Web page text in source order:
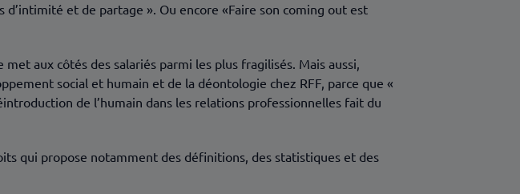
d’intimité et de partage ». Ou encore «Faire son coming out est
aux côtés des salariés parmi les plus fragilisés. Mais aussi,
social et humain et de la déontologie chez RFF, parce que «
de l’humain dans les relations professionnelles fait du
qui propose notamment des définitions, des statistiques et des